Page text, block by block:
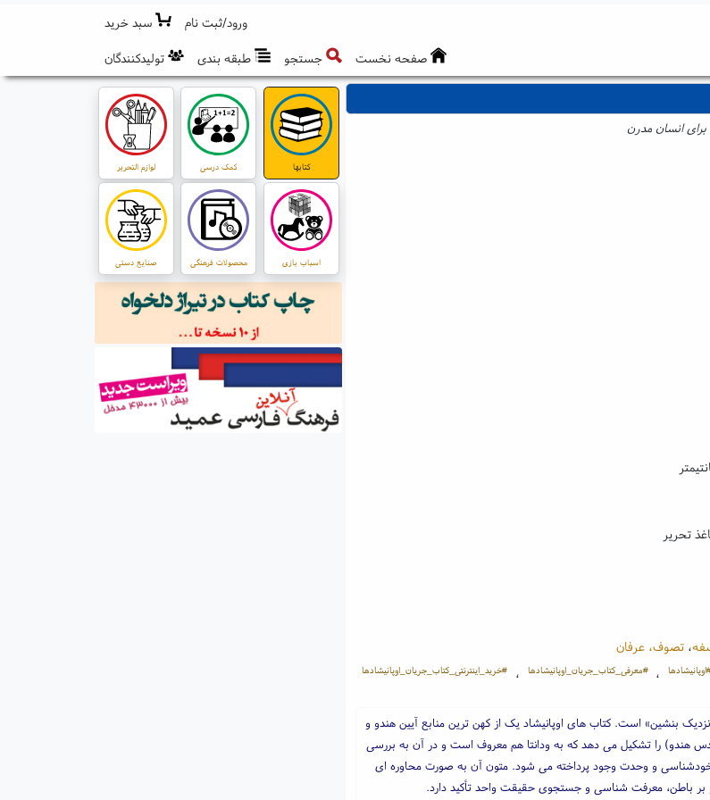
ورود/ثبت نام
سبد خرید
صفحه نخست
جستجو طبقه بندی تولیدکنندگان
انسان مدرن
تحریر
،تصوف، عرفان
، #معرفی_کتاب_جریان_اوپانیشادها ، #خرید_اینترنتی_کتاب_جریان_اوپانیشادها
بنشین» است. کتاب های اوپانیشاد یک از کهن ترین منابع آیین هندو و
هندو) را تشکیل می دهد که به ودانتا هم معروف است و در آن به بررسی
و وحدت وجود پرداخته می شود. متون آن به صورت محاوره ای
باطن، معرفت شناسی و جستجوی حقیقت واحد تأکید دارد.
کتابها کمک درسی لوازم التحریر
اسباب بازی محصولات فرهنگی صنایع دستی